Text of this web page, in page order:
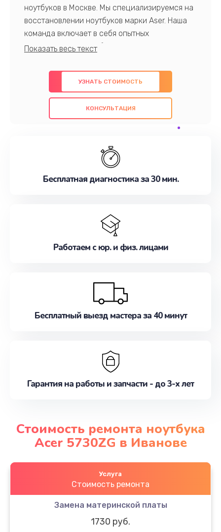
ноутбуков в Москве. Мы специализируемся на
восстановлении ноутбуков марки Aser. Наша
команда включает в себя опытных
профессионалов с обширными знаниями и
предлагаем быстрый и качественный ремонт с
использованием оригинальных компонентов, а
также гарантируем качество всех
проведенных работ. Наша цель - предоставить
наилучшим образом. Не медлите записаться на
УЗНАТЬ СТОИМОСТЬ
КОНСУЛЬТАЦИЯ
Бесплатная диагностика за 30 мин.
Работаем с юр. и физ. лицами
Бесплатный выезд мастера за 40 минут
Гарантия на работы и запчасти - до 3-х лет
Стоимость ремонта ноутбука
Acer 5730ZG в Иванове
Услуга
Стоимость ремонта
Замена материнской платы
1730 руб.